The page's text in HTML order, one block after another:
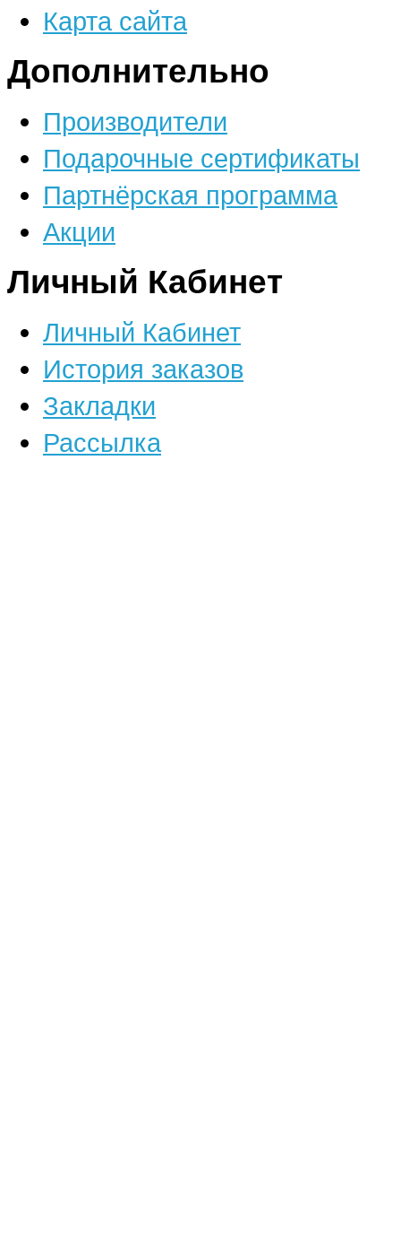
Карта сайта
Дополнительно
Производители
Подарочные сертификаты
Партнёрская программа
Акции
Личный Кабинет
Личный Кабинет
История заказов
Закладки
Рассылка